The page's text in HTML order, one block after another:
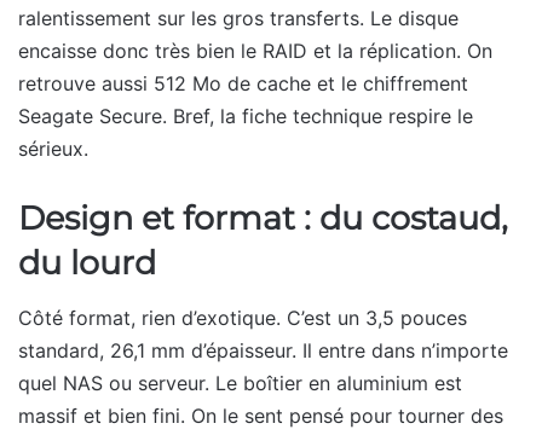
ralentissement sur les gros transferts. Le disque
encaisse donc très bien le RAID et la réplication. On
retrouve aussi 512 Mo de cache et le chiffrement
Seagate Secure. Bref, la fiche technique respire le
sérieux.
Design et format : du costaud,
du lourd
Côté format, rien d’exotique. C’est un 3,5 pouces
standard, 26,1 mm d’épaisseur. Il entre dans n’importe
quel NAS ou serveur. Le boîtier en aluminium est
massif et bien fini. On le sent pensé pour tourner des